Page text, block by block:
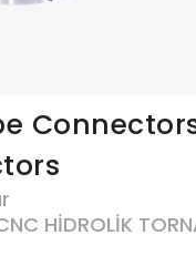
HİDROLİK